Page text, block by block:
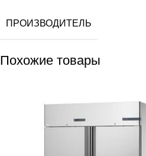
ПРОИЗВОДИТЕЛЬ
Похожие товары